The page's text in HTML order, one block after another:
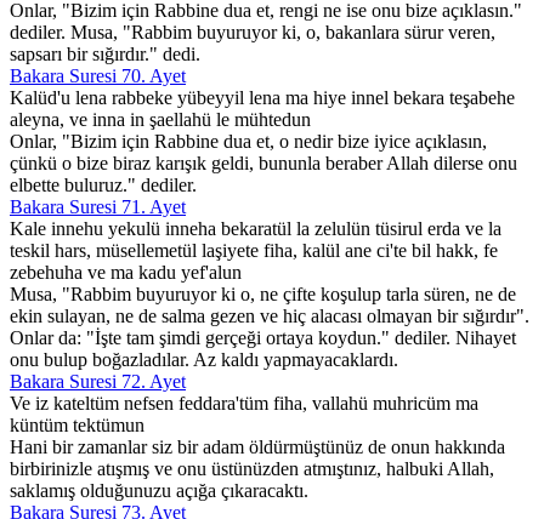
Onlar, "Bizim için Rabbine dua et, rengi ne ise onu bize açıklasın."
dediler. Musa, "Rabbim buyuruyor ki, o, bakanlara sürur veren,
sapsarı bir sığırdır." dedi.
Bakara Suresi 70. Ayet
Kalüd'u lena rabbeke yübeyyil lena ma hiye innel bekara teşabehe
aleyna, ve inna in şaellahü le mühtedun
Onlar, "Bizim için Rabbine dua et, o nedir bize iyice açıklasın,
çünkü o bize biraz karışık geldi, bununla beraber Allah dilerse onu
elbette buluruz." dediler.
Bakara Suresi 71. Ayet
Kale innehu yekulü inneha bekaratül la zelulün tüsirul erda ve la
teskil hars, müsellemetül laşiyete fiha, kalül ane ci'te bil hakk, fe
zebehuha ve ma kadu yef'alun
Musa, "Rabbim buyuruyor ki o, ne çifte koşulup tarla süren, ne de
ekin sulayan, ne de salma gezen ve hiç alacası olmayan bir sığırdır".
Onlar da: "İşte tam şimdi gerçeği ortaya koydun." dediler. Nihayet
onu bulup boğazladılar. Az kaldı yapmayacaklardı.
Bakara Suresi 72. Ayet
Ve iz kateltüm nefsen feddara'tüm fiha, vallahü muhricüm ma
küntüm tektümun
Hani bir zamanlar siz bir adam öldürmüştünüz de onun hakkında
birbirinizle atışmış ve onu üstünüzden atmıştınız, halbuki Allah,
saklamış olduğunuzu açığa çıkaracaktı.
Bakara Suresi 73. Ayet